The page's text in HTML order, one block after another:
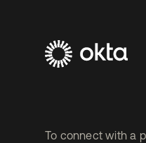
To connect with a